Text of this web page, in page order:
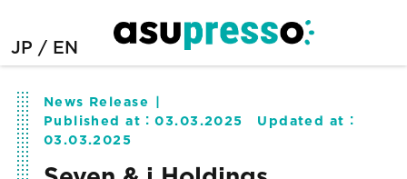
JP EN
News Release
Published at：03.03.2025
Updated at：
03.03.2025